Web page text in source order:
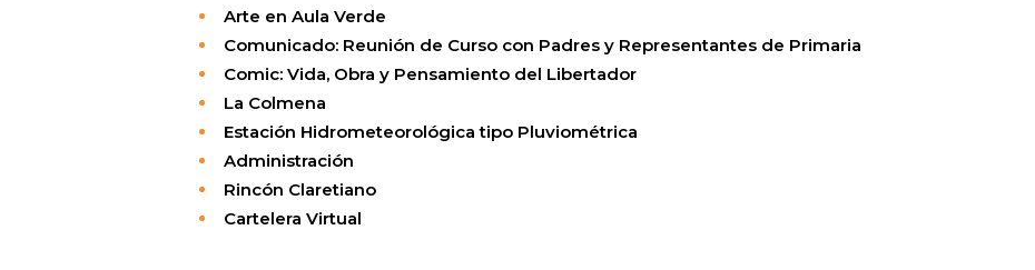
Arte en Aula Verde
Comunicado: Reunión de Curso con Padres y Representantes de Primaria
Comic: Vida, Obra y Pensamiento del Libertador
La Colmena
Estación Hidrometeorológica tipo Pluviométrica
Administración
Rincón Claretiano
Cartelera Virtual